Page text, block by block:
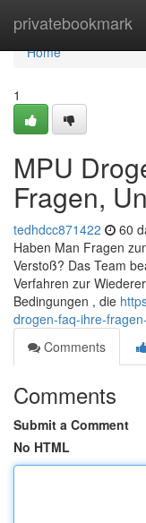
privatebookmark
Home
Home
1
MPU
Fragen,
tedhdcc871422 60
Haben Man Fragen
Verstoß? Das Team
Verfahren zur
Bedingungen , die
drogen-faq-ihre-
Comments
Comments
Submit a Comment
No HTML